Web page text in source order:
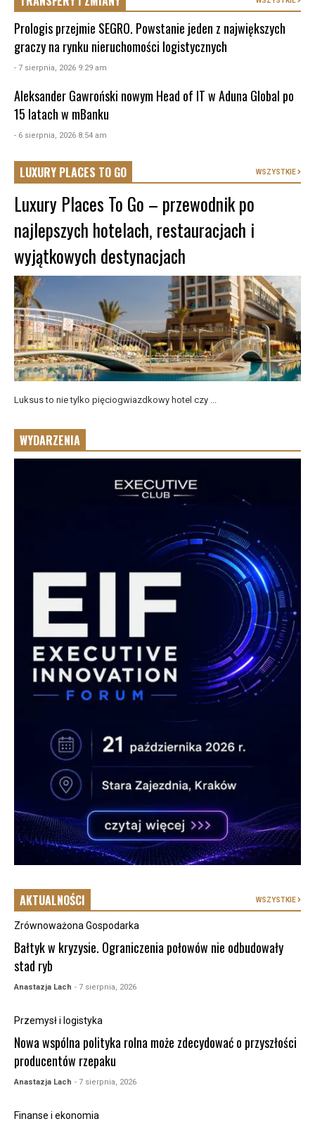
Prologis przejmie SEGRO. Powstanie jeden z największych
graczy na rynku nieruchomości logistycznych
- 7 sierpnia, 2026 9:29 am
Aleksander Gawroński nowym Head of IT w Aduna Global po
15 latach w mBanku
- 6 sierpnia, 2026 8:54 am
LUXURY PLACES TO GO WSZYSTKIE
Luxury Places To Go – przewodnik po
najlepszych hotelach, restauracjach i
wyjątkowych destynacjach
Luksus to nie tylko pięciogwiazdkowy hotel czy ...
WYDARZENIA
AKTUALNOŚCI WSZYSTKIE
Zrównoważona Gospodarka
Bałtyk w kryzysie. Ograniczenia połowów nie odbudowały
stad ryb
Anastazja Lach - 7 sierpnia, 2026
Przemysł i logistyka
Nowa wspólna polityka rolna może zdecydować o przyszłości
producentów rzepaku
Anastazja Lach - 7 sierpnia, 2026
Finanse i ekonomia